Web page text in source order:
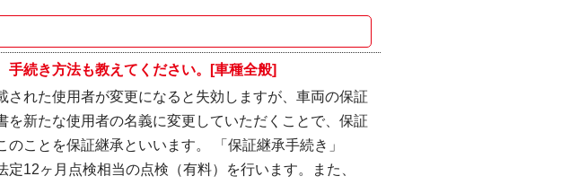
手続き方法も教えてください。[車種全般]
された使用者が変更になると失効しますが、車両の保証
を新たな使用者の名義に変更していただくことで、保証
ことを保証継承といいます。 「保証継承手続き」
12ヶ月点検相当の点検（有料）を行います。また、